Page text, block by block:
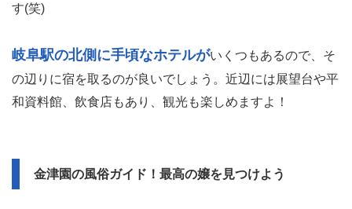
す(笑)
岐阜駅の北側に手頃なホテルがいくつもあるので、そ
の辺りに宿を取るのが良いでしょう。近辺には展望台や平
和資料館、飲食店もあり、観光も楽しめますよ！
金津園の風俗ガイド！最高の嬢を見つけよう